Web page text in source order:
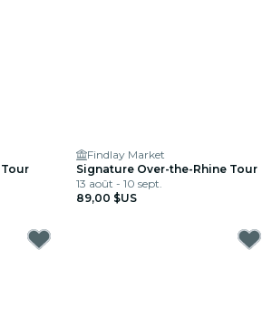
Tour
Findlay Market
Signature Over-the-Rhine Tour
13 août - 10 sept.
89,00 $US